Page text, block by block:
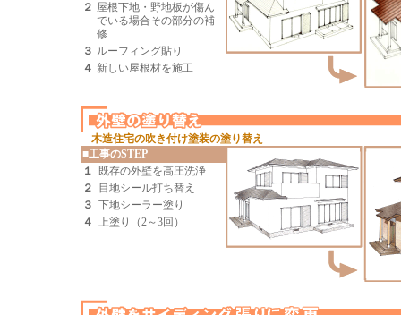
２ 屋根下地・野地板が傷ん
でいる場合その部分の補
修
３ ルーフィング貼り
４ 新しい屋根材を施工
木造住宅の吹き付け塗装の塗り替え
■工事のSTEP
１
既存の外壁を高圧洗浄
２
目地シール打ち替え
３ 下地シーラー塗り
４ 上塗り（2～3回）